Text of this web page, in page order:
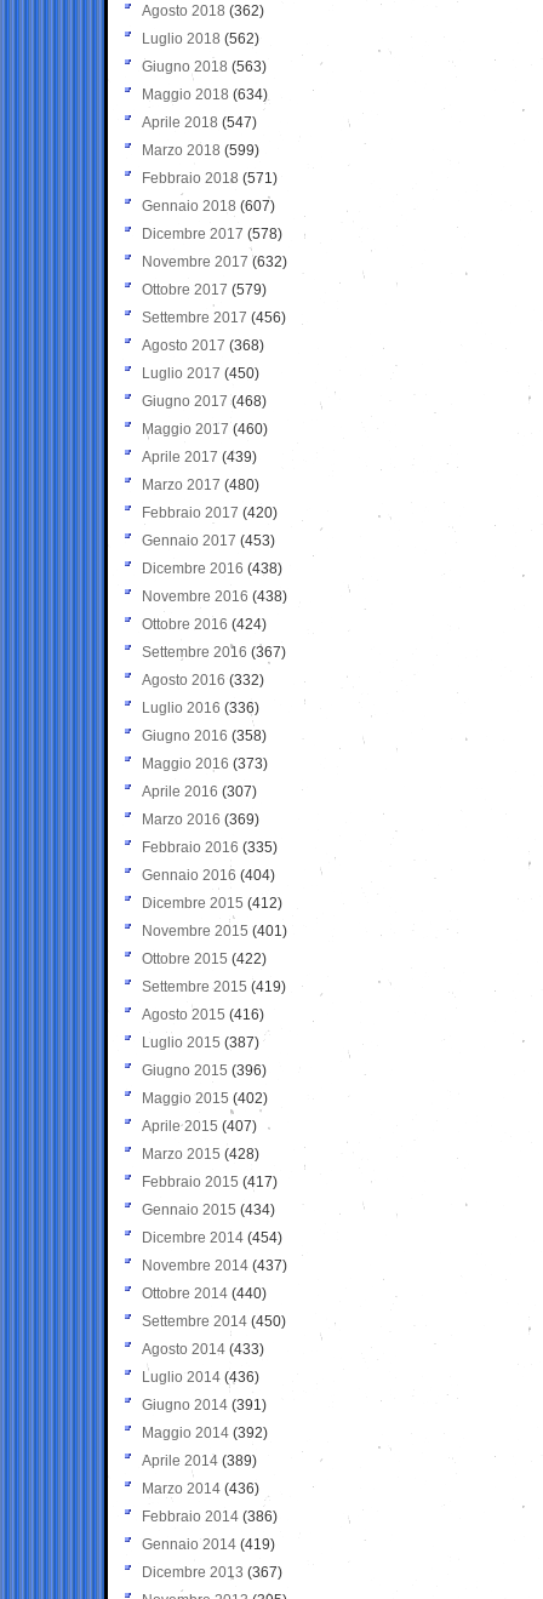
Agosto 2018 (362)
Luglio 2018 (562)
Giugno 2018 (563)
Maggio 2018 (634)
Aprile 2018 (547)
Marzo 2018 (599)
Febbraio 2018 (571)
Gennaio 2018 (607)
Dicembre 2017 (578)
Novembre 2017 (632)
Ottobre 2017 (579)
Settembre 2017 (456)
Agosto 2017 (368)
Luglio 2017 (450)
Giugno 2017 (468)
Maggio 2017 (460)
Aprile 2017 (439)
Marzo 2017 (480)
Febbraio 2017 (420)
Gennaio 2017 (453)
Dicembre 2016 (438)
Novembre 2016 (438)
Ottobre 2016 (424)
Settembre 2016 (367)
Agosto 2016 (332)
Luglio 2016 (336)
Giugno 2016 (358)
Maggio 2016 (373)
Aprile 2016 (307)
Marzo 2016 (369)
Febbraio 2016 (335)
Gennaio 2016 (404)
Dicembre 2015 (412)
Novembre 2015 (401)
Ottobre 2015 (422)
Settembre 2015 (419)
Agosto 2015 (416)
Luglio 2015 (387)
Giugno 2015 (396)
Maggio 2015 (402)
Aprile 2015 (407)
Marzo 2015 (428)
Febbraio 2015 (417)
Gennaio 2015 (434)
Dicembre 2014 (454)
Novembre 2014 (437)
Ottobre 2014 (440)
Settembre 2014 (450)
Agosto 2014 (433)
Luglio 2014 (436)
Giugno 2014 (391)
Maggio 2014 (392)
Aprile 2014 (389)
Marzo 2014 (436)
Febbraio 2014 (386)
Gennaio 2014 (419)
Dicembre 2013 (367)